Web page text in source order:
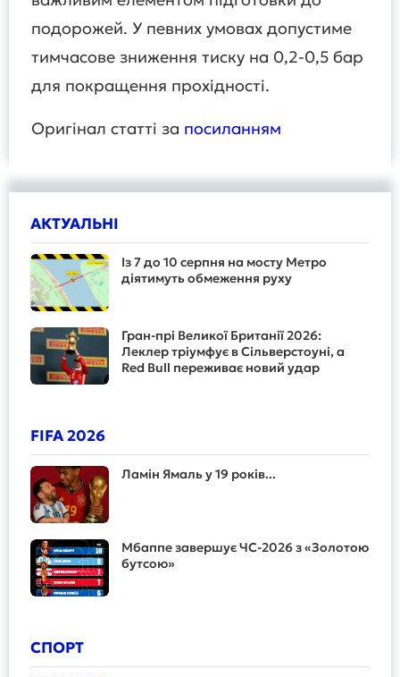
подорожей. У певних умовах допустиме
тимчасове зниження тиску на 0,2-0,5 бар
для покращення прохідності.
Оригінал статті за посиланням
АКТУАЛЬНІ
Із 7 до 10 серпня на мосту Метро
діятимуть обмеження руху
Гран-прі Великої Британії 2026:
Леклер тріумфує в Сільверстоуні, а
Red Bull переживає новий удар
FIFA 2026
Ламін Ямаль у 19 років...
Мбаппе завершує ЧС-2026 з «Золотою
бутсою»
СПОРТ